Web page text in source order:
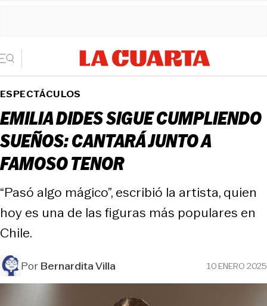
ESPECTÁCULOS
EMILIA DIDES SIGUE CUMPLIENDO
SUEÑOS: CANTARÁ JUNTO A
FAMOSO TENOR
“Pasó algo mágico”, escribió la artista, quien
hoy es una de las figuras más populares en
Chile.
PorBernardita Villa 10 ENERO 2025